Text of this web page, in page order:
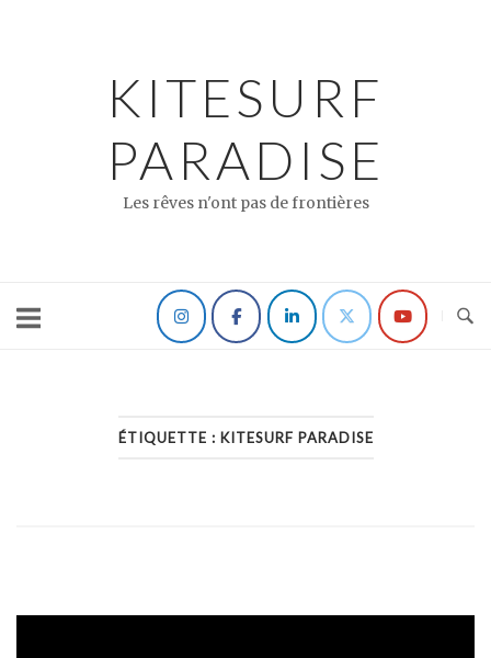
KITESURF
PARADISE
Les rêves n'ont pas de frontières
ÉTIQUETTE : KITESURF PARADISE